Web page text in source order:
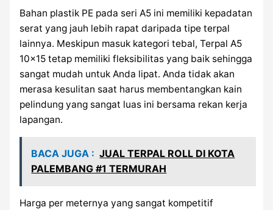
Bahan plastik PE pada seri A5 ini memiliki kepadatan
serat yang jauh lebih rapat daripada tipe terpal
lainnya. Meskipun masuk kategori tebal, Terpal A5
10×15 tetap memiliki fleksibilitas yang baik sehingga
sangat mudah untuk Anda lipat. Anda tidak akan
merasa kesulitan saat harus membentangkan kain
pelindung yang sangat luas ini bersama rekan kerja
lapangan.
BACA JUGA : JUAL TERPAL ROLL DI KOTA
PALEMBANG #1 TERMURAH
Harga per meternya yang sangat kompetitif